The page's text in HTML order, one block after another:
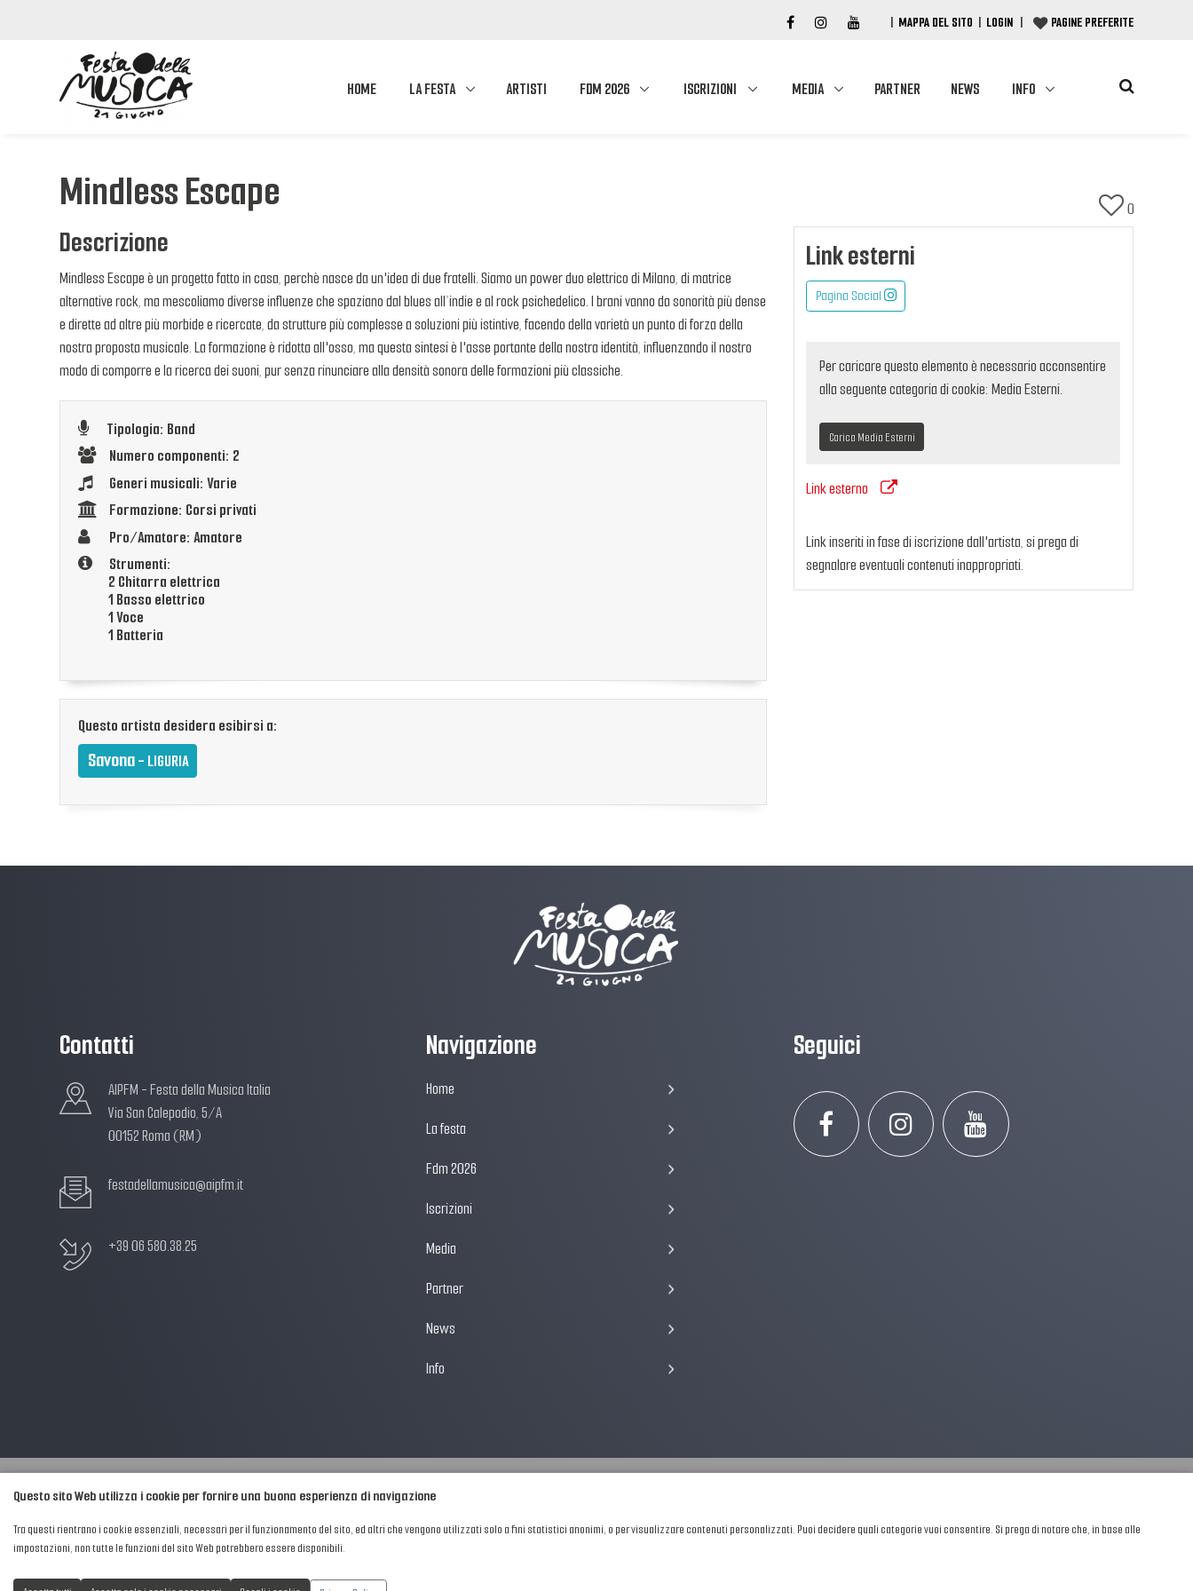
| MAPPA DEL SITO | LOGIN | PAGINE PREFERITE
HOME LA FESTA ARTISTI FDM 2026 ISCRIZIONI MEDIA PARTNER NEWS INFO
0
Mindless Escape
Descrizione
Mindless Escape è un progetto fatto in casa, perchè nasce da un'idea di due fratelli. Siamo un power duo elettrico di Milano, di matrice
alternative rock, ma mescoliamo diverse influenze che spaziano dal blues all’indie e al rock psichedelico. I brani vanno da sonorità più dense
e dirette ad altre più morbide e ricercate, da strutture più complesse a soluzioni più istintive, facendo della varietà un punto di forza della
nostra proposta musicale. La formazione è ridotta all'osso, ma questa sintesi è l'asse portante della nostra identità, influenzando il nostro
modo di comporre e la ricerca dei suoni, pur senza rinunciare alla densità sonora delle formazioni più classiche.
Tipologia: Band
Numero componenti: 2
Generi musicali: Varie
Formazione: Corsi privati
Pro/Amatore: Amatore
Strumenti:
2 Chitarra elettrica
1 Basso elettrico
1 Voce
1 Batteria
Questo artista desidera esibirsi a:
Savona- LIGURIA
Link esterni
Pagina Social
Per caricare questo elemento è necessario acconsentire
alla seguente categoria di cookie: Media Esterni.
Carica Media Esterni
Link esterno
Link inseriti in fase di iscrizione dall'artista, si prega di
segnalare eventuali contenuti inappropriati.
Contatti
AIPFM - Festa della Musica Italia
Via San Calepodio, 5/A
00152 Roma (RM)
festadellamusica@aipfm.it
+39 06 580.38.25
Navigazione
Home
La festa
Fdm 2026
Iscrizioni
Media
Partner
News
Info
Seguici
Privacy Policy
Cookies
Questo sito Web utilizza i cookie per fornire una buona esperienza di navigazione
Tra questi rientrano i cookie essenziali, necessari per il funzionamento del sito, ed altri che vengono utilizzati solo a fini statistici anonimi, o per visualizzare contenuti personalizzati. Puoi decidere quali categorie vuoi consentire. Si prega di notare che, in base alle
impostazioni, non tutte le funzioni del sito Web potrebbero essere disponibili.